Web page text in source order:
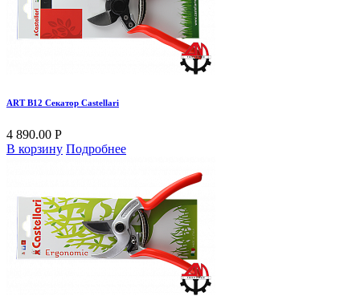
ART B12 Секатор Castellari
4 890.00 Р
В корзину Подробнее